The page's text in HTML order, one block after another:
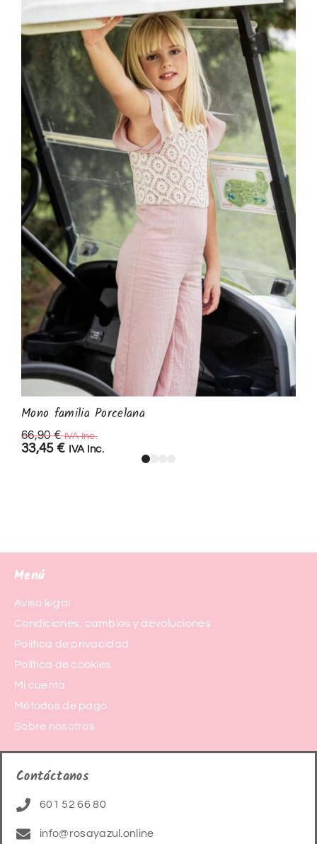
Mono familia Porcelana
66,90€ IVA Inc.
33,45 € IVA Inc.
Menú
Aviso legal
Condiciones, cambios y devoluciones
Política de privacidad
Política de cookies
Mi cuenta
Métodos de pago
Sobre nosotros
Contáctanos
601 52 66 80
info@rosayazul.online